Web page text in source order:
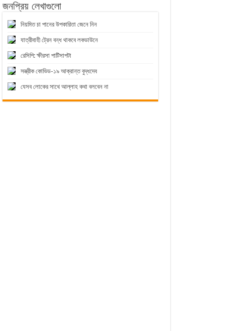
জনপ্রিয় লেখাগুলো
নিয়মিত চা পানের উপকারিতা জেনে নিন
যাত্রীবাহী ট্রেন বন্ধ থাকবে লকডাউনে
রেসিপি: ক্ষীরসা পাটিসাপটা
সস্ত্রীক কোভিড-১৯ আক্রান্ত বুদ্ধদেব
যেসব লোকের সাথে আল্লাহ কথা বলবেন না